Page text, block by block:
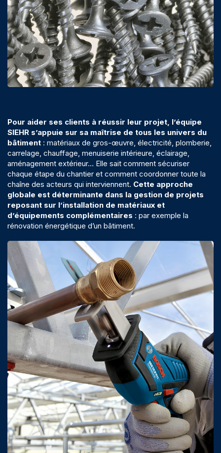
Pour aider ses clients à réussir leur projet, l’équipe
SIEHR s’appuie sur sa maîtrise de tous les univers du
bâtiment : matériaux de gros-œuvre, électricité, plomberie,
carrelage, chauffage, menuiserie intérieure, éclairage,
aménagement extérieur… Elle sait comment sécuriser
chaque étape du chantier et comment coordonner toute la
chaîne des acteurs qui interviennent. Cette approche
globale est déterminante dans la gestion de projets
reposant sur l’installation de matériaux et
d’équipements complémentaires : par exemple la
rénovation énergétique d’un bâtiment.